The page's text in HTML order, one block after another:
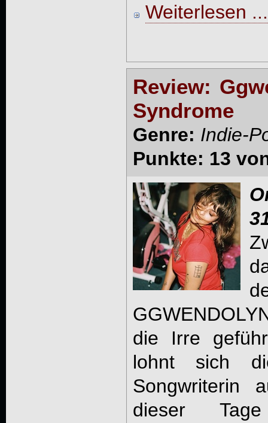
Weiterlesen ...
Review:
Syndrome
Genre: Indie-
Punkte: 13
die Irre
lohnt sich
Songwriterin
dieser